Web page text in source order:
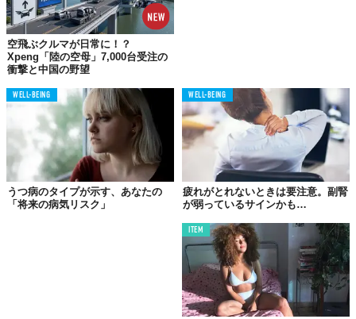
01.
心臓や肺の健康につながる！
空飛ぶクルマが日常に！？
Xpeng「陸の空母」7,000台受注の
衝撃と中国の野望
WELL-BEING
うつ病のタイプが示す、あなたの
「将来の病気リスク」
WELL-BEING
疲れがとれないときは要注意。副腎
が弱っているサインかも…
ITEM